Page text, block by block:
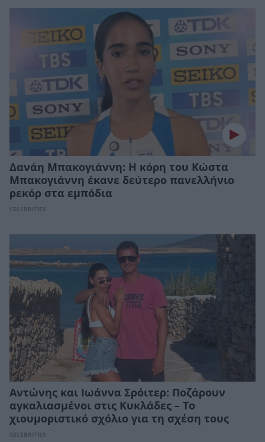
Δανάη Μπακογιάννη: Η κόρη του Κώστα
Μπακογιάννη έκανε δεύτερο πανελλήνιο
ρεκόρ στα εμπόδια
CELEBRITIES
Αντώνης και Ιωάννα Σρόιτερ: Ποζάρουν
αγκαλιασμένοι στις Κυκλάδες – Το
χιουμοριστικό σχόλιο για τη σχέση τους
CELEBRITIES